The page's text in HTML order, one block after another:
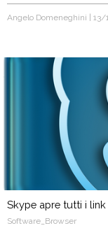
Angelo Domeneghini
13/
Skype apre tutti i link
Software_Browser